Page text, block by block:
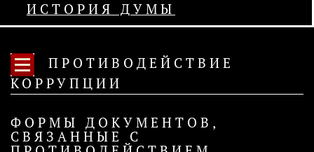
ИСТОРИЯ ДУМЫ
ПРОТИВОДЕЙСТВИЕ
КОРРУПЦИИ
ФОРМЫ ДОКУМЕНТОВ,
СВЯЗАННЫЕ С